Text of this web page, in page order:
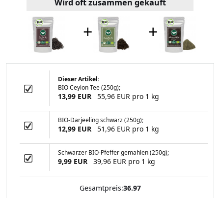
(500g)
EUR
Wird oft zusammen gekauft
+ +
Dieser Artikel:
BIO Ceylon Tee (250g);
13,99 EUR 55,96 EUR pro 1 kg
BIO-Darjeeling schwarz (250g);
12,99 EUR 51,96 EUR pro 1 kg
Schwarzer BIO-Pfeffer gemahlen (250g);
9,99 EUR 39,96 EUR pro 1 kg
Gesamtpreis:36.97